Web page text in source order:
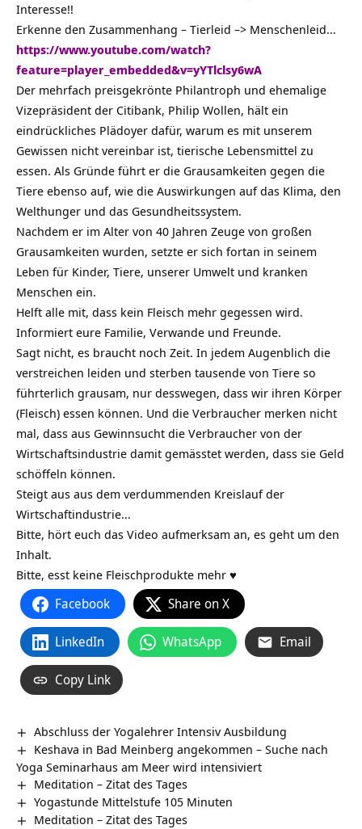
Interesse!!
Erkenne den Zusammenhang – Tierleid –> Menschenleid…
https://www.youtube.com/watch?
feature=player_embedded&v=yYTlclsy6wA
Der mehrfach preisgekrönte Philantroph und ehemalige
Vizepräsident der Citibank, Philip Wollen, hält ein
eindrückliches Plädoyer dafür, warum es mit unserem
Gewissen nicht vereinbar ist, tierische Lebensmittel zu
essen. Als Gründe führt er die Grausamkeiten gegen die
Tiere ebenso auf, wie die Auswirkungen auf das Klima, den
Welthunger und das Gesundheitssystem.
Nachdem er im Alter von 40 Jahren Zeuge von großen
Grausamkeiten wurden, setzte er sich fortan in seinem
Leben für Kinder, Tiere, unserer Umwelt und kranken
Menschen ein.
Helft alle mit, dass kein Fleisch mehr gegessen wird.
Informiert eure Familie, Verwande und Freunde.
Sagt nicht, es braucht noch Zeit. In jedem Augenblich die
verstreichen leiden und sterben tausende von Tiere so
führterlich grausam, nur desswegen, dass wir ihren Körper
(Fleisch) essen können. Und die Verbraucher merken nicht
mal, dass aus Gewinnsucht die Verbraucher von der
Wirtschaftsindustrie damit gemässtet werden, dass sie Geld
schöffeln können.
Steigt aus aus dem verdummenden Kreislauf der
Wirtschaftindustrie…
Bitte, hört euch das Video aufmerksam an, es geht um den
Inhalt.
Bitte, esst keine Fleischprodukte mehr ♥
Facebook Share on X
LinkedIn WhatsApp Email
Copy Link
Abschluss der Yogalehrer Intensiv Ausbildung
Keshava in Bad Meinberg angekommen – Suche nach
Yoga Seminarhaus am Meer wird intensiviert
Meditation – Zitat des Tages
Yogastunde Mittelstufe 105 Minuten
Meditation – Zitat des Tages